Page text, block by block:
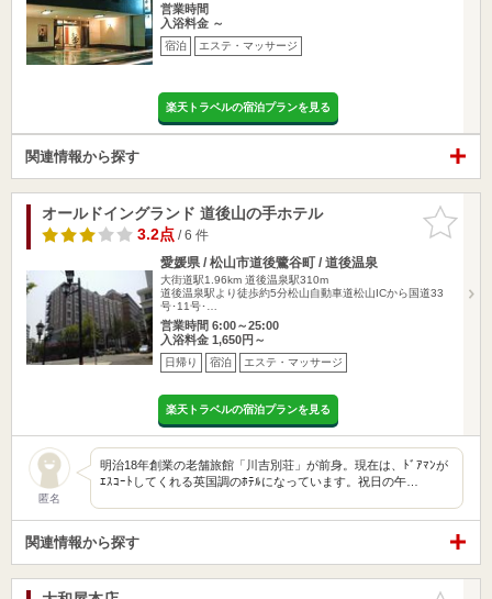
営業時間
入浴料金 ～
宿泊 エステ・マッサージ
楽天トラベルの宿泊プランを見る
関連情報から探す
お気に入
りに追加
オールドイングランド 道後山の手ホテル
3.2点/ 6 件
愛媛県 / 松山市道後鷺谷町 / 道後温泉
大街道駅1.96km 道後温泉駅310m
道後温泉駅より徒歩約5分松山自動車道松山ICから国道33
号･11号･…
営業時間 6:00～25:00
入浴料金 1,650円～
日帰り 宿泊 エステ・マッサージ
楽天トラベルの宿泊プランを見る
匿名
明治18年創業の老舗旅館「川吉別荘」が前身。現在は、ﾄﾞｱﾏﾝが
ｴｽｺｰﾄしてくれる英国調のﾎﾃﾙになっています。祝日の午…
関連情報から探す